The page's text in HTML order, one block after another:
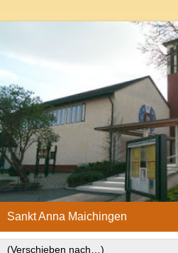
Sankt Anna Maichingen